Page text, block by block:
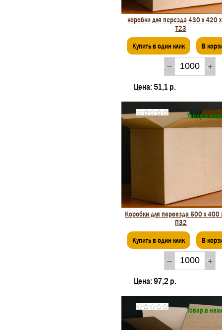
коробки для перезда 430 х 420
Т23
Купить в один клик В
Цена: 51,1 р.
Товар в
Коробки для переезда 600 х 400
П32
Купить в один клик В
Цена: 97,2 р.
Товар в